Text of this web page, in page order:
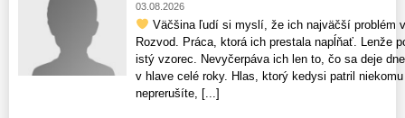
03.08.2026
Väčšina ľudí si myslí, že ich najväčší problém
Rozvod. Práca, ktorá ich prestala napĺňať. Lenže
istý vzorec. Nevyčerpáva ich len to, čo sa deje
v hlave celé roky. Hlas, ktorý kedysi patril
neprerušíte, [...]